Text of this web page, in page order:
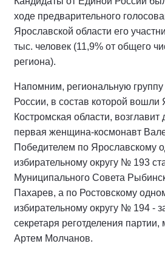
ходе предварительного
Ярославской области его
тыс. человек (11,9% от общего
региона).
Напомним, региональную
России, в состав которой вошли
Костромская области, возглавит
первая женщина-космонавт
Победителем по Ярославскому
избирательному округу № 193
Муниципального Совета
Пахарев, а по Ростовскому
избирательному округу № 194 -
секретаря реготделения
Артем Молчанов.